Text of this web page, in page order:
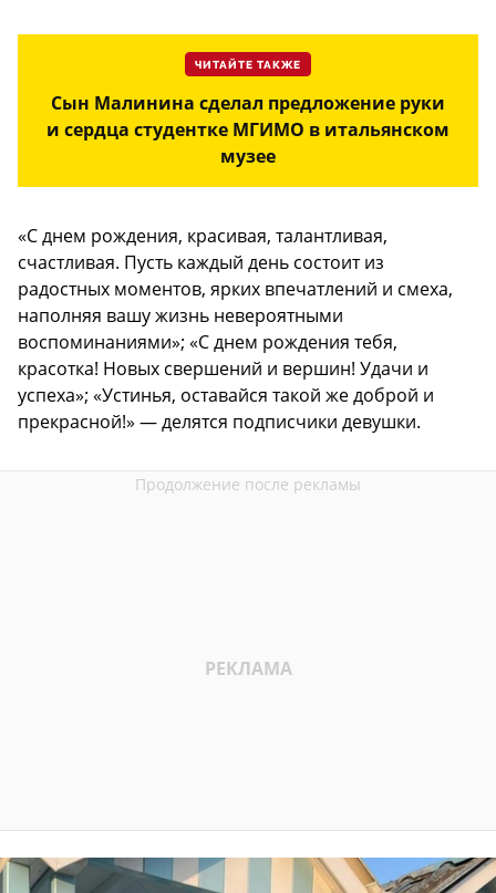
ЧИТАЙТЕ ТАКЖЕ
Сын Малинина сделал предложение руки
и сердца студентке МГИМО в итальянском
музее
«С днем рождения, красивая, талантливая,
счастливая. Пусть каждый день состоит из
радостных моментов, ярких впечатлений и смеха,
наполняя вашу жизнь невероятными
воспоминаниями»; «С днем рождения тебя,
красотка! Новых свершений и вершин! Удачи и
успеха»; «Устинья, оставайся такой же доброй и
прекрасной!» — делятся подписчики девушки.